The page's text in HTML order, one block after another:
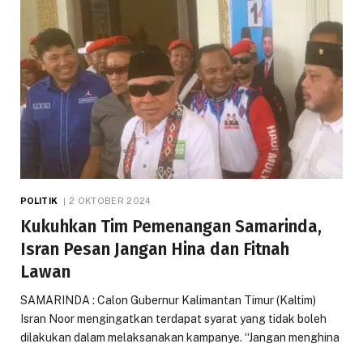
POLITIK 2 OKTOBER 2024
Kukuhkan Tim Pemenangan Samarinda,
Isran Pesan Jangan Hina dan Fitnah
Lawan
SAMARINDA : Calon Gubernur Kalimantan Timur (Kaltim)
Isran Noor mengingatkan terdapat syarat yang tidak boleh
dilakukan dalam melaksanakan kampanye. “Jangan menghina